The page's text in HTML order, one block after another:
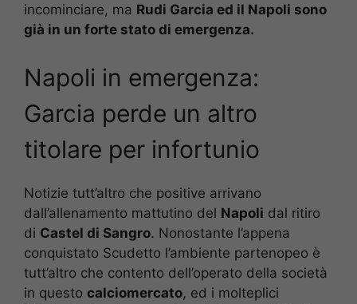
incominciare, ma Rudi Garcia ed il Napoli sono
già in un forte stato di emergenza.
Napoli in emergenza:
Garcia perde un altro
titolare per infortunio
Notizie tutt’altro che positive arrivano
dall’allenamento mattutino del Napoli dal ritiro
di Castel di Sangro. Nonostante l’appena
conquistato Scudetto l’ambiente partenopeo è
tutt’altro che contento dell’operato della società
in questo calciomercato, ed i molteplici